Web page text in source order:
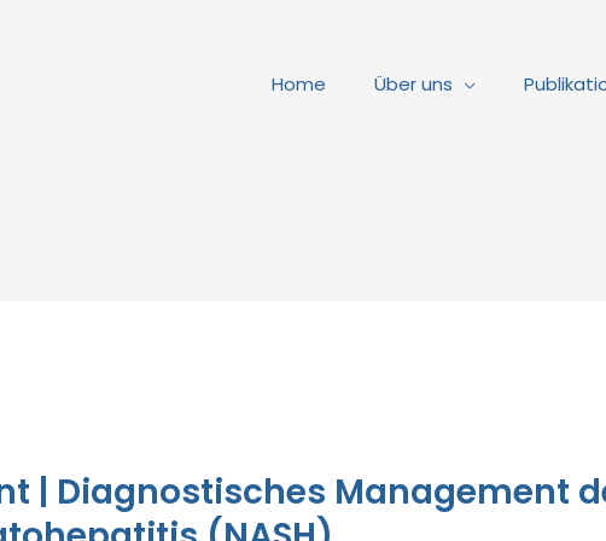
Home Über uns
| Diagnostisches Management